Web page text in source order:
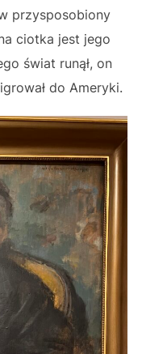
przysposobiony
ciotka jest jego
świat runął, on
do Ameryki.